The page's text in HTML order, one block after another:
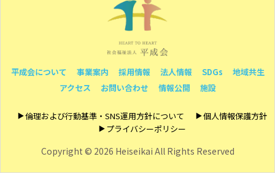
平成会について 事業案内 採用情報 法人情報 SDGs
地域共生
アクセス
お問い合わせ 情報公開 施設
倫理および行動基準・SNS運用方針について
個人情報保護方針
プライバシーポリシー
Copyright © 2026 Heiseikai All Rights Reserved